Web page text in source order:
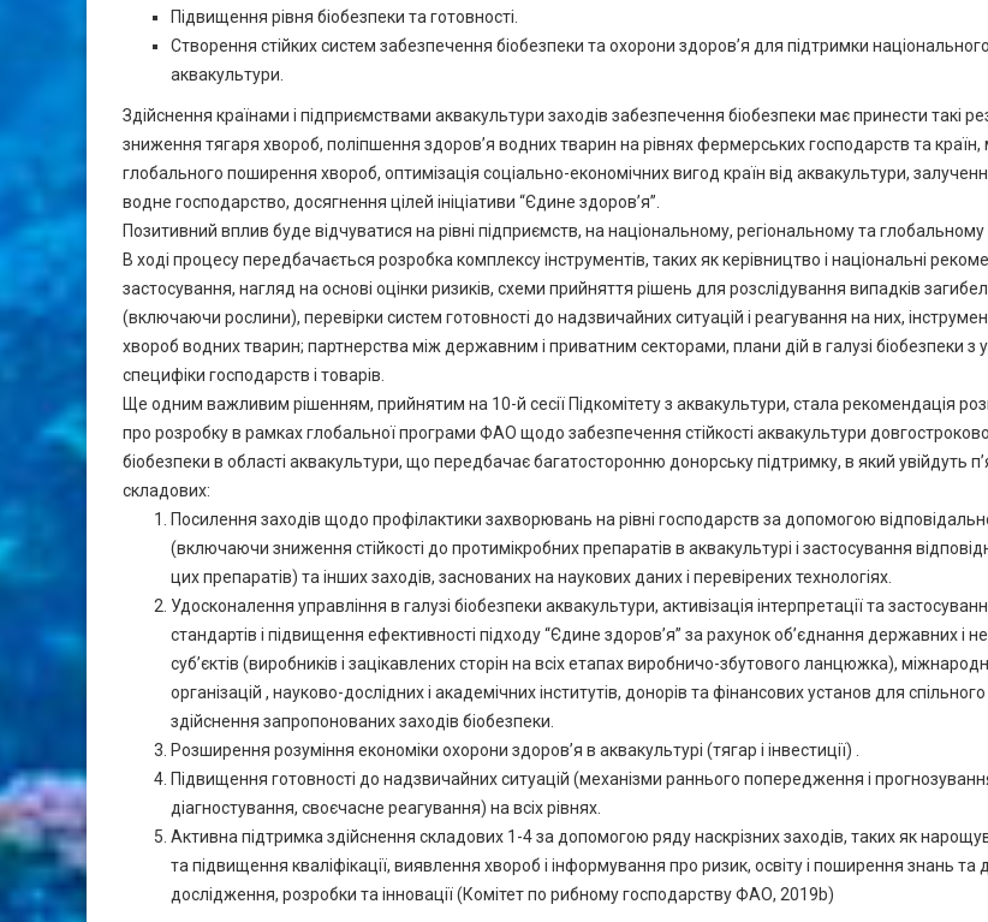
Підвищення рівня біобезпеки та готовності.
Створення стійких систем забезпечення біобезпеки та охорони здоров’я для підтримки
аквакультури.
Здійснення країнами і підприємствами аквакультури заходів забезпечення біобезпеки має принести такі
зниження тягаря хвороб, поліпшення здоров’я водних тварин на рівнях фермерських господарств та країн,
глобального поширення хвороб, оптимізація соціально-економічних вигод країн від аквакультури,
водне господарство, досягнення цілей ініціативи “Єдине здоров’я”.
Позитивний вплив буде відчуватися на рівні підприємств, на національному, регіональному та глобальному
В ході процесу передбачається розробка комплексу інструментів, таких як керівництво і національні
застосування, нагляд на основі оцінки ризиків, схеми прийняття рішень для розслідування випадків
(включаючи рослини), перевірки систем готовності до надзвичайних ситуацій і реагування на них,
хвороб водних тварин; партнерства між державним і приватним секторами, плани дій в галузі біобезпеки з
специфіки господарств і товарів.
Ще одним важливим рішенням, прийнятим на 10-й сесії Підкомітету з аквакультури, стала рекомендація
про розробку в рамках глобальної програми ФАО щодо забезпечення стійкості аквакультури
біобезпеки в області аквакультури, що передбачає багатосторонню донорську підтримку, в який увійдуть
складових:
Посилення заходів щодо профілактики захворювань на рівні господарств за допомогою
(включаючи зниження стійкості до протимікробних препаратів в аквакультурі і застосування
цих препаратів) та інших заходів, заснованих на наукових даних і перевірених технологіях.
Удосконалення управління в галузі біобезпеки аквакультури, активізація інтерпретації та
стандартів і підвищення ефективності підходу “Єдине здоров’я” за рахунок об’єднання державних і
суб’єктів (виробників і зацікавлених сторін на всіх етапах виробничо-збутового ланцюжка),
організацій , науково-дослідних і академічних інститутів, донорів та фінансових установ для
здійснення запропонованих заходів біобезпеки.
Розширення розуміння економіки охорони здоров’я в аквакультурі (тягар і інвестиції) .
Підвищення готовності до надзвичайних ситуацій (механізми раннього попередження і
діагностування, своєчасне реагування) на всіх рівнях.
Активна підтримка здійснення складових 1-4 за допомогою ряду наскрізних заходів, таких як
та підвищення кваліфікації, виявлення хвороб і інформування про ризик, освіту і поширення знань та
дослідження, розробки та інновації (Комітет по рибному господарству ФАО, 2019b)